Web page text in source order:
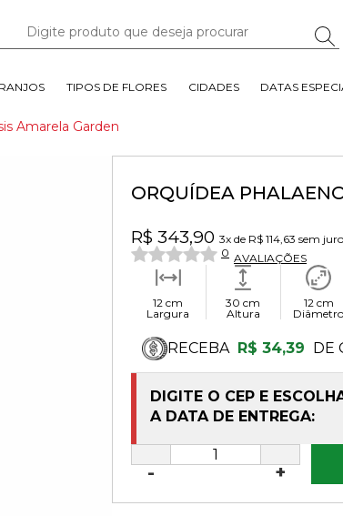
TIPOS DE FLORES CIDADES DATAS
Amarela Garden
ORQUÍDEA
R$ 343,90 3x de R$ 114,63 sem
0 AVALIAÇÕES
12 cm
Largura
30 cm
Altura
12 cm
Diâmetro
RECEBA R$ 34,39 DE
DIGITE O CEP E
A DATA DE ENTREGA:
+
-